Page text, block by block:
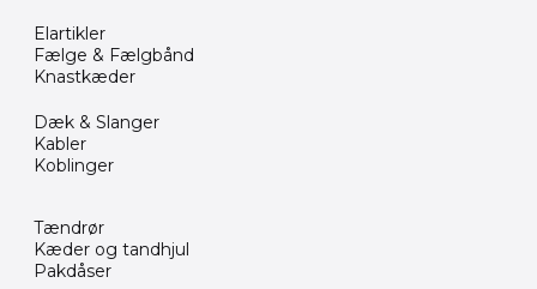
Elartikler
Fælge & Fælgbånd
Knastkæder
Dæk & Slanger
Kabler
Koblinger
Tændrør
Kæder og tandhjul
Pakdåser